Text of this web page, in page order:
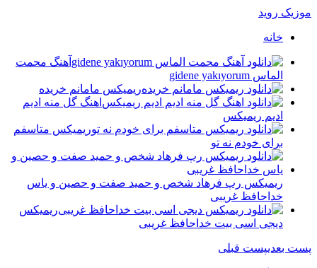
موزیک روید
خانه
آهنگ محمت
الماس gidene yakıyorum
ریمیکس مامانم خریده
اهنگ گل منه ادیم
ادیم ریمیکس
ریمیکس متاسفم
برای خودم نه تو
ریمیکس رپ فرهاد شخص و حمید صفت و حصین و یاس
خداحافظ غریبی
ریمیکس
دیجی اسی بیت خداحافظ غریبی
پست بعدیپست قبلی